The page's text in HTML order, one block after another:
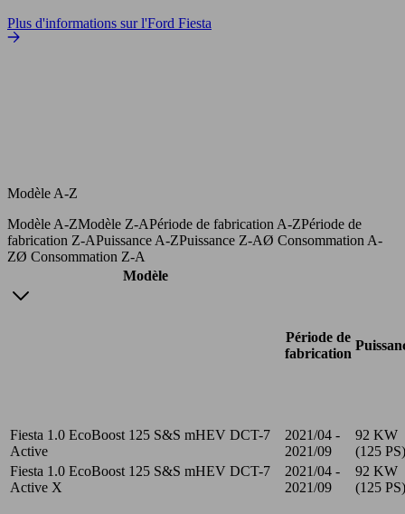
Plus d'informations sur l'Ford Fiesta
Modèle A-Z
Modèle A-ZModèle Z-APériode de fabrication A-ZPériode de
fabrication Z-APuissance A-ZPuissance Z-AØ Consommation A-
ZØ Consommation Z-A
Modèle
Période de
fabrication
Fiesta 1.0 EcoBoost 125 S&S mHEV DCT-7
Active
2021/04 -
2021/09
92 KW
(125 PS)
Fiesta 1.0 EcoBoost 125 S&S mHEV DCT-7
Active X
2021/04 -
2021/09
92 KW
(125 PS)